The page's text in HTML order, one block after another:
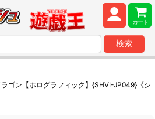
カート
検索
ゴン【ホログラフィック】{SHVI-JP049}《シ